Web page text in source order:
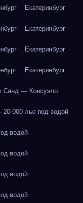
Екатеринбург
Екатеринбург
Екатеринбург
Екатеринбург
Санд — Консуэло
000 лье под водой
водой
водой
водой
водой